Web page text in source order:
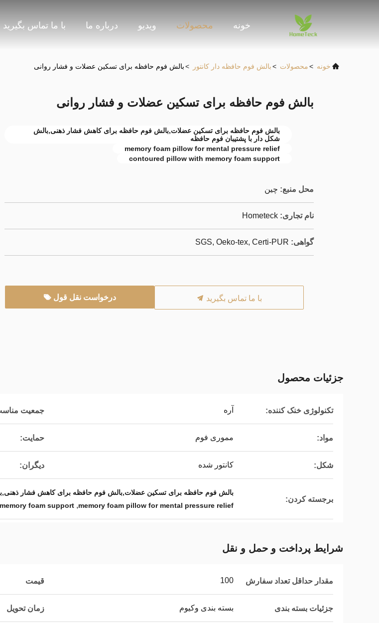
خونه محصولات ویدیو درباره ما با ما تماس بگیرید
خونه >محصولات >بالش فوم حافظه دار کانتور >بالش فوم حافظه برای تسکین عضلات و فشار روانی
بالش فوم حافظه برای تسکین عضلات و فشار روانی
بالش فوم حافظه برای تسکین عضلات,بالش فوم حافظه برای کاهش فشار ذهنی,بالش
شکل دار با پشتیبان فوم حافظه
memory foam pillow for mental pressure relief
contoured pillow with memory foam support
محل منبع: چین
نام تجاری: Hometeck
گواهی: SGS, Oeko-tex, Certi-PUR
با ما تماس بگیرید درخواست نقل قول
جزئیات محصول
تکنولوژی خنک کننده: آره جمعیت
مواد: مموری فوم حمایت:
شکل: کانتور شده دیگران:
برجسته کردن:
بالش فوم حافظه برای تسکین عضلات,بالش فوم حافظه برای کاهش فشار
memory foam pillow for mental pressure relief
,
foam support
شرایط پرداخت و حمل و نقل
مقدار حداقل تعداد سفارش 100 قیمت
جزئیات بسته بندی بسته بندی وکیوم زمان تحویل